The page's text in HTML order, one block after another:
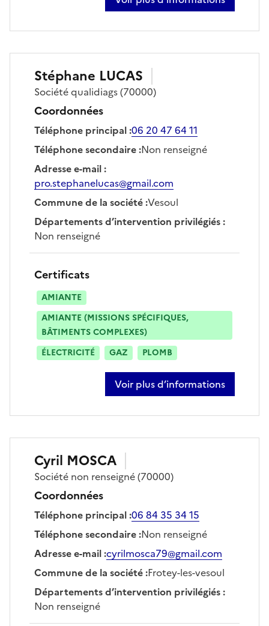
sur edouard joachim
Stéphane LUCAS
Sociétéqualidiags(70000)
Coordonnées
Téléphone principal:06 20 47 64 11
Téléphone secondaire:Non renseigné
Adresse e-mail:
pro.stephanelucas@gmail.com
Commune de la société:Vesoul
Départements d’intervention privilégiés:
Non renseigné
Certificats
AMIANTE
AMIANTE (MISSIONS SPÉCIFIQUES,
BÂTIMENTS COMPLEXES)
ÉLECTRICITÉ
GAZ PLOMB
Voir plus d’informations
sur stéphane lucas
Cyril MOSCA
Société non renseigné(70000)
Coordonnées
Téléphone principal:06 84 35 34 15
Téléphone secondaire:Non renseigné
Adresse e-mail:cyrilmosca79@gmail.com
Commune de la société:Frotey-les-vesoul
Départements d’intervention privilégiés:
Non renseigné